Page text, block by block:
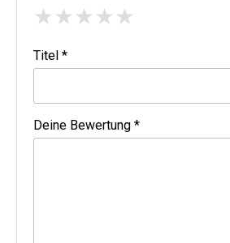
★★★★★
Titel *
Deine Bewertung *